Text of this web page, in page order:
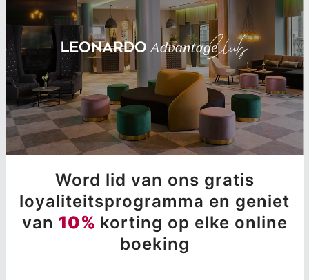
Word lid van ons gratis
loyaliteitsprogramma en geniet
van 10% korting op elke online
boeking